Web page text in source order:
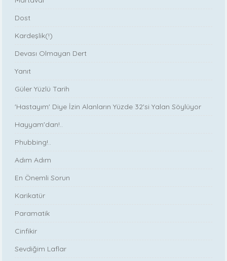
Dost
Kardeşlik(!)
Devası Olmayan Dert
Yanıt
Güler Yüzlü Tarih
'Hastayım' Diye İzin Alanların Yüzde 32'si Yalan Söylüyor
Hayyam'dan!..
Phubbing!..
Adım Adım
En Önemli Sorun
Karikatür
Paramatik
Cinfikir
Sevdiğim Laflar